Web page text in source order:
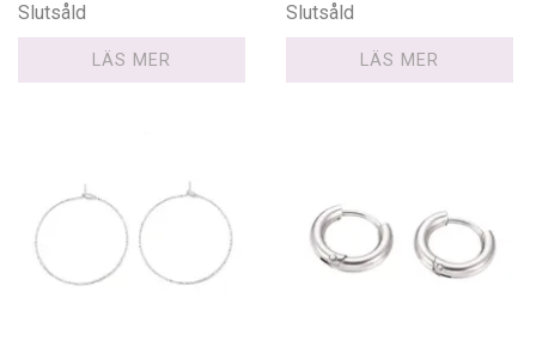
Slutsåld
LÄS MER
Slutsåld
LÄS MER